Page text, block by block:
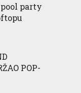
party
POP-